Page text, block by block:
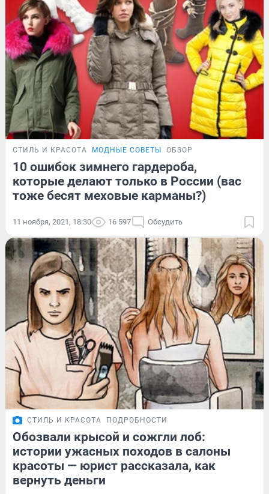
СТИЛЬ И КРАСОТА МОДНЫЕ СОВЕТЫ ОБЗОР
10 ошибок зимнего гардероба,
которые делают только в России (вас
тоже бесят меховые карманы?)
11 ноября, 2021, 18:30 16 597 Обсудить
СТИЛЬ И КРАСОТА ПОДРОБНОСТИ
Обозвали крысой и сожгли лоб:
истории ужасных походов в салоны
красоты — юрист рассказала, как
вернуть деньги